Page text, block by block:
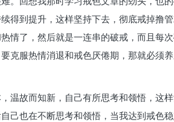
得到提升，这样坚持下去，彻底戒掉撸
情了，然后就是一连串的破戒，而且每
克服热情消退和戒色厌倦期，那就必须
温故而知新，自己有所思考和领悟，这
己也在不断思考和领悟，当我达到戒色